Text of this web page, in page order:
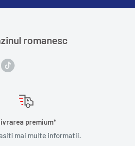
romanesc
premium*
mai multe informatii.